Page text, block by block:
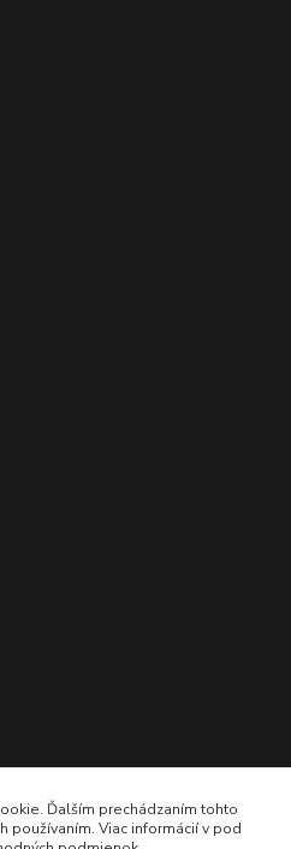
007
Ďalším prechádzaním tohto
používaním. Viac informácií v pod